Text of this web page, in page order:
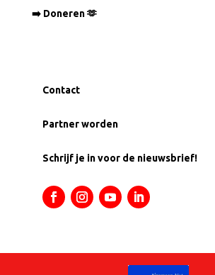
➡️ Doneren 🫶
Contact
Partner worden
Schrijf je in voor de nieuwsbrief!